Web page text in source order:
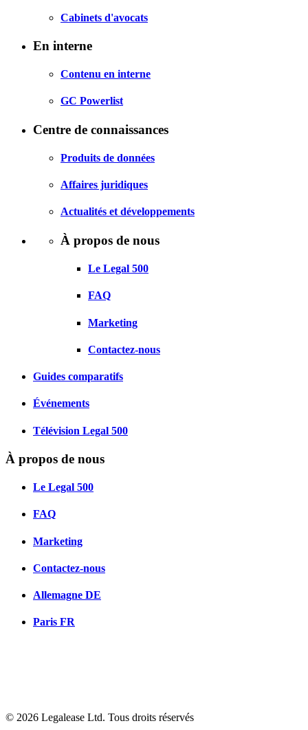
Cabinets d'avocats
En interne
Contenu en interne
GC Powerlist
Centre de connaissances
Produits de données
Affaires juridiques
Actualités et développements
À propos de nous
Le Legal 500
FAQ
Marketing
Contactez-nous
Guides comparatifs
Événements
Télévision Legal 500
À propos de nous
Le Legal 500
FAQ
Marketing
Contactez-nous
Allemagne DE
Paris FR
© 2026 Legalease Ltd. Tous droits réservés